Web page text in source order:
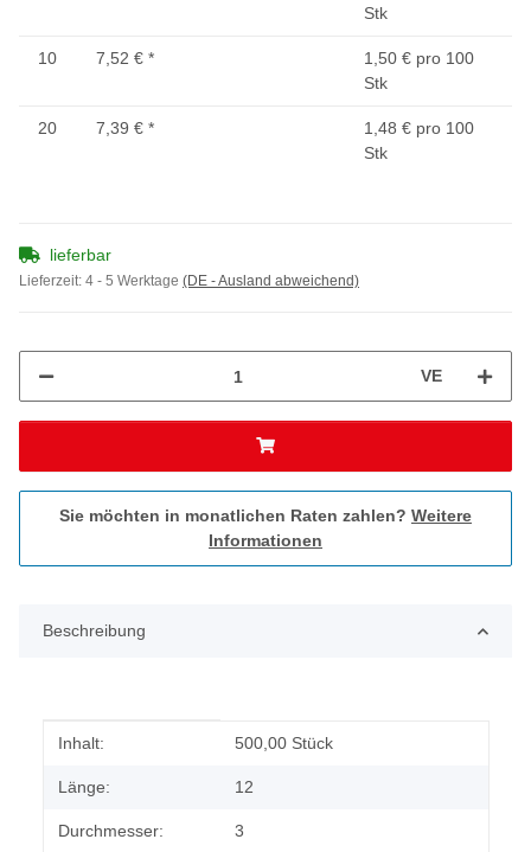
Stk
10 7,52 € *
1,50 € pro 100
Stk
20 7,39 € *
1,48 € pro 100
Stk
lieferbar
Lieferzeit: 4 - 5 Werktage (DE - Ausland abweichend)
VE
Sie möchten in monatlichen Raten zahlen? Weitere
Informationen
Beschreibung
Produkteigenschaft
Wert
Inhalt: 500,00 Stück
Länge: 12
Durchmesser: 3